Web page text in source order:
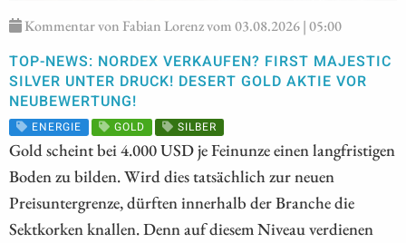
Kommentar von Fabian Lorenz vom 03.08.2026 | 05:00
TOP-NEWS: NORDEX VERKAUFEN? FIRST MAJESTIC
SILVER UNTER DRUCK! DESERT GOLD AKTIE VOR
NEUBEWERTUNG!
ENERGIE GOLD SILBER
Gold scheint bei 4.000 USD je Feinunze einen langfristigen
Boden zu bilden. Wird dies tatsächlich zur neuen
Preisuntergrenze, dürften innerhalb der Branche die
Sektkorken knallen. Denn auf diesem Niveau verdienen